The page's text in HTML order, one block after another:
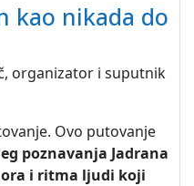
kao nikada do
organizator i suputnik
Ovo putovanje
poznavanja Jadrana
i ritma ljudi koji